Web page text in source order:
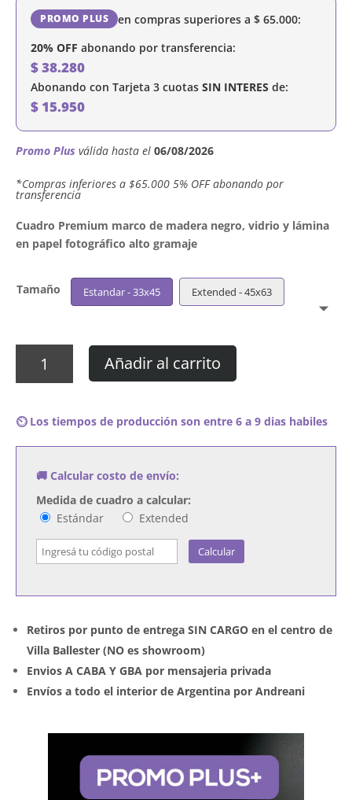
PROMO PLUS en compras superiores a $ 65.000:
20% OFF abonando por transferencia:
$38.280
Abonando con Tarjeta 3 cuotas SIN INTERES de:
$ 15.950
Promo Plus válida hasta el 06/08/2026
´*Compras inferiores a $65.000 5% OFF abonando por
transferencia
Cuadro Premium marco de madera negro, vidrio y lámina
en papel fotográfico alto gramaje
Tamaño Estandar - 33x45 Extended - 45x63
It
Off
Añadir al carrito
⏲️ Los tiempos de producción son entre 6 a 9 dias habiles
🚚 Calcular costo de envío:
Medida de cuadro a calcular:
Estándar
Extended
Calcular
Retiros por punto de entrega SIN CARGO en el centro de
Villa Ballester (NO es showroom)
Envios A CABA Y GBA por mensajeria privada
Envíos a todo el interior de Argentina por Andreani